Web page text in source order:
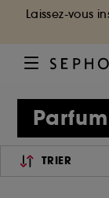
Laissez-vous
Parfum
TRIER